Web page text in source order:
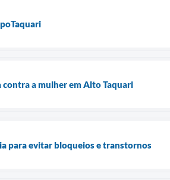
a mulher em Alto Taquari
para evitar bloqueios e transtornos